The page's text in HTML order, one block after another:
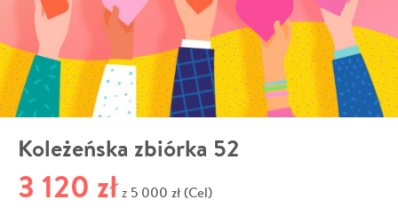
Koleżeńska zbiórka 52
3 120 zł z 5 000 zł (Cel)